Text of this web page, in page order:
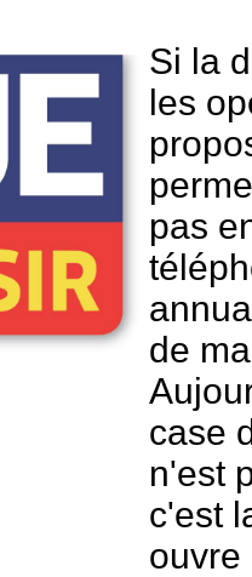
Si la
les
pas
de
case
n'est
c'est
ouvre